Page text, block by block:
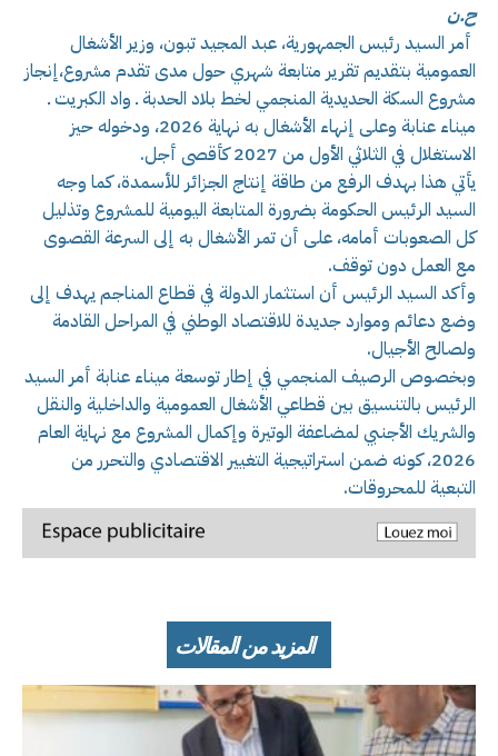
ح.ن
أمر السيد رئيس الجمهورية، عبد المجيد تبون، وزير الأشغال
العمومية بتقديم تقرير متابعة شهري حول مدى تقدم مشروع،إنجاز
مشروع السكة الحديدية المنجمي لخط بلاد الحدبة ـ واد الكبريت ـ
ميناء عنابة وعلى إنهاء الأشغال به نهاية 2026، ودخوله حيز
الاستغلال في الثلاثي الأول من 2027 كأقصى أجل.
يأتي هذا بهدف الرفع من طاقة إنتاج الجزائر للأسمدة، كما وجه
السيد الرئيس الحكومة بضرورة المتابعة اليومية للمشروع وتذليل
كل الصعوبات أمامه، على أن تمر الأشغال به إلى السرعة القصوى
مع العمل دون توقف.
وأكد السيد الرئيس أن استثمار الدولة في قطاع المناجم يهدف إلى
وضع دعائم وموارد جديدة للاقتصاد الوطني في المراحل القادمة
ولصالح الأجيال.
وبخصوص الرصيف المنجمي في إطار توسعة ميناء عنابة أمر السيد
الرئيس بالتنسيق بين قطاعي الأشغال العمومية والداخلية والنقل
والشريك الأجنبي لمضاعفة الوتيرة وإكمال المشروع مع نهاية العام
2026، كونه ضمن استراتيجية التغيير الاقتصادي والتحرر من
التبعية للمحروقات.
المزيد من المقالات